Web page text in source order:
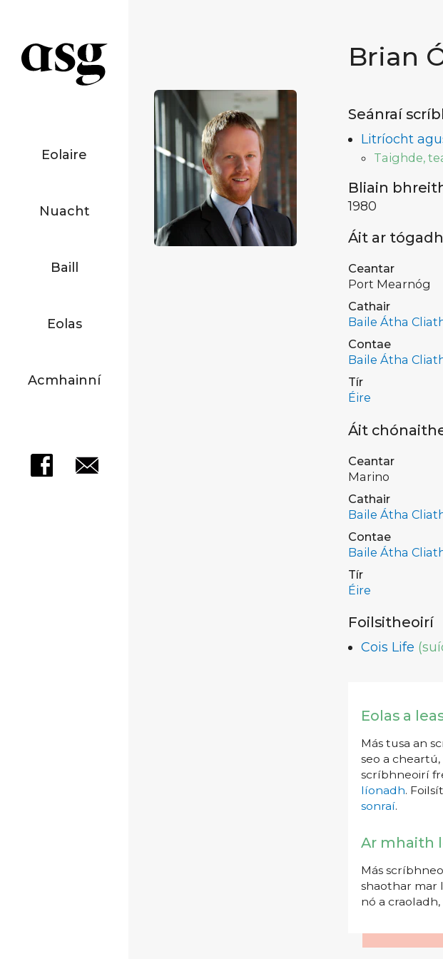
Eolaire
Nuacht
Baill
Eolas
Acmhainní
Brian
Seánraí
Litríocht
Taighde,
Bliain
1980
Áit ar tógadh
Ceantar
Port Mearnóg
Cathair
Baile Átha
Contae
Baile Átha
Tír
Éire
Áit
Ceantar
Marino
Cathair
Baile Átha
Contae
Baile Átha
Tír
Éire
Foilsitheoirí
Cois Life
Eolas a
Más tusa an
seo a
scríbhneoirí
líonadh.
sonraí.
Ar mhaith
Más
shaothar mar
nó a